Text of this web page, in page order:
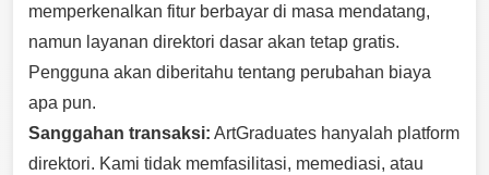
memperkenalkan fitur berbayar di masa mendatang,
namun layanan direktori dasar akan tetap gratis.
Pengguna akan diberitahu tentang perubahan biaya
apa pun.
Sanggahan transaksi: ArtGraduates hanyalah platform
direktori. Kami tidak memfasilitasi, memediasi, atau